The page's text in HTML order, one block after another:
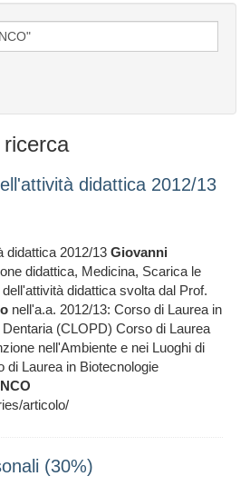
didattica 2012/13
didattica 2012/13 Giovanni
didattica, Medicina, Scarica le
didattica svolta dal Prof.
nell'a.a. 2012/13: Corso di Laurea in
(CLOPD) Corso di Laurea
nell'Ambiente e nei Luoghi di
di Laurea in Biotecnologie
articolo/
(30%)